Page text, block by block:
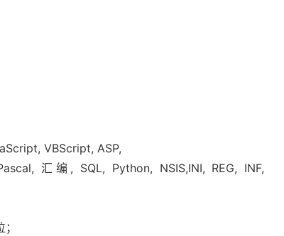
VBScript, ASP,
汇编, SQL, Python, NSIS,INI, REG, INF,